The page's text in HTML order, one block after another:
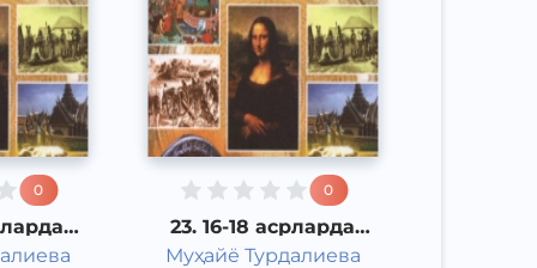
0 0
23. 16-18 асрларда
Эрон
Муҳайё Турдалиева